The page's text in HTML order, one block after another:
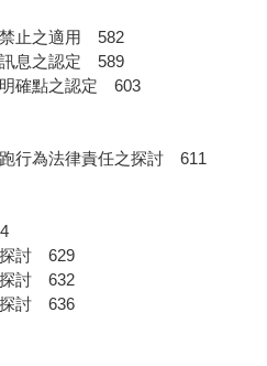
禁止之適用 582
訊息之認定 589
確點之認定 603
行為法律責任之探討 611
探討 629
探討 632
探討 636